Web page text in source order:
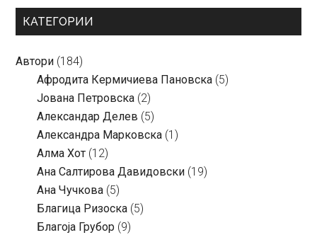
КАТЕГОРИИ
Автори (184)
Aфродита Кермичиева Пановска (5)
Јована Петровска (2)
Александар Делев (5)
Александра Марковска (1)
Алма Хот (12)
Ана Салтирова Давидовски (19)
Ана Чучкова (5)
Благица Ризоска (5)
Благоја Грубор (9)